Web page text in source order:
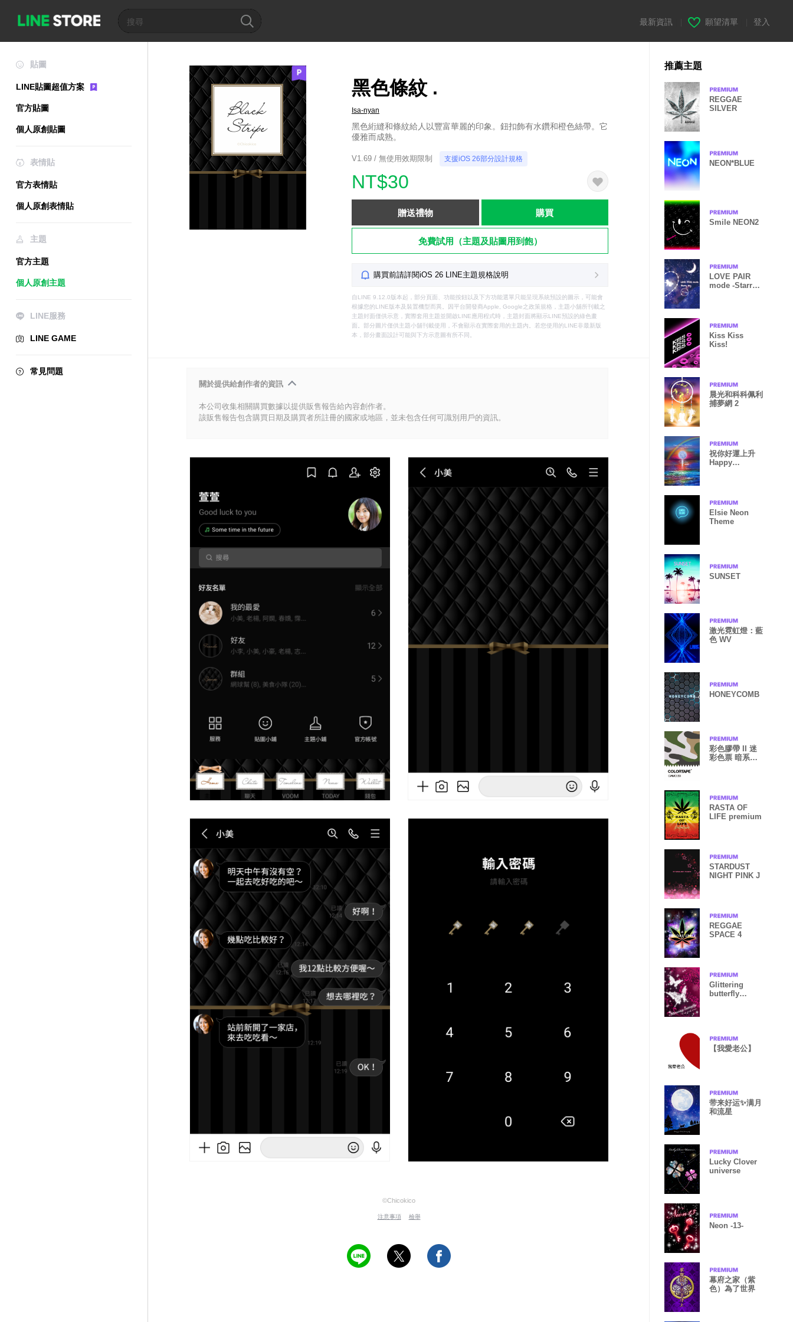
最新資訊 願望清單 登入
貼圖
LINE貼圖超值方案
官方貼圖
個人原創貼圖
表情貼
官方表情貼
個人原創表情貼
主題
官方主題
個人原創主題
LINE服務
LINE GAME
常見問題
黑色條紋 .
Isa-nyan
黑色絎縫和條紋給人以豐富華麗的印象。鈕扣飾有水鑽和橙色絲帶。它
優雅而成熟。
V1.69 / 無使用效期限制 支援iOS 26部分設計規格
NT$30
贈送禮物 購買
免費試用（主題及貼圖用到飽）
購買前請詳閱iOS 26 LINE主題規格說明
自LINE 9.12.0版本起，部分頁面、功能按鈕以及下方功能選單只能呈現系統預設的圖示，可能會
根據您的LINE版本及裝置機型而異。因平台開發商Apple, Google之政策規格，主題小舖所刊載之
主題封面僅供示意，實際套用主題並開啟LINE應用程式時，主題封面將顯示LINE預設的綠色畫
面。部分圖片僅供主題小舖刊載使用，不會顯示在實際套用的主題內。若您使用的LINE非最新版
本，部分畫面設計可能與下方示意圖有所不同。
關於提供給創作者的資訊
本公司收集相關購買數據以提供販售報告給內容創作者。
該販售報告包含購買日期及購買者所註冊的國家或地區，並未包含任何可識別用戶的資訊。
©Chicokico
注意事項 檢舉
推薦主題
REGGAE
SILVER
NEON*BLUE
Smile NEON2
LOVE PAIR
mode -Starry
Kiss Kiss
Kiss!
晨光和科科佩利
捕夢網 2
祝你好運上升
Happy
Elsie Neon
Theme
SUNSET
激光霓虹燈：藍
色 WV
HONEYCOMB
彩色膠帶 II 迷
彩色票 暗系版
RASTA OF
LIFE premium
STARDUST
NIGHT PINK J
REGGAE
SPACE 4
Glittering
butterfly
【我愛老公】
带来好运✨满月
和流星
Lucky Clover
universe
Neon -13-
幕府之家（紫
色）為了世界